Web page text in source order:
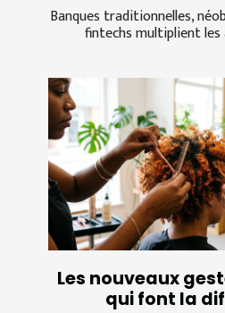
Banques traditionnelles,
fintechs multiplient les
Les nouveaux
qui font la